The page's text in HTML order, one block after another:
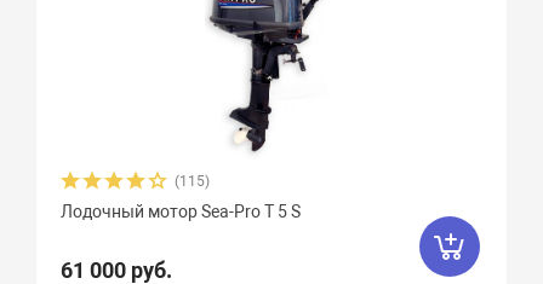
(115)
Лодочный мотор Sea-Pro Т 5 S
61 000 руб.